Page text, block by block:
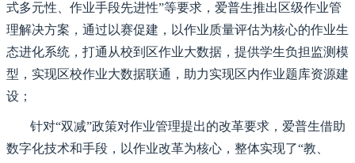
式多元性、作业手段先进性”等要求，爱普生推出区级作业管
理解决方案，通过以赛促建，以作业质量评估为核心的作业生
态进化系统，打通从校到区作业大数据，提供学生负担监测模
型，实现区校作业大数据联通，助力实现区内作业题库资源建
设；
针对“双减”政策对作业管理提出的改革要求，爱普生借助
数字化技术和手段，以作业改革为核心，整体实现了“教、